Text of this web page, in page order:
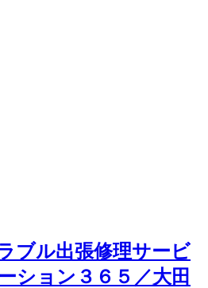
ブル出張修理サービ
ション３６５／大田